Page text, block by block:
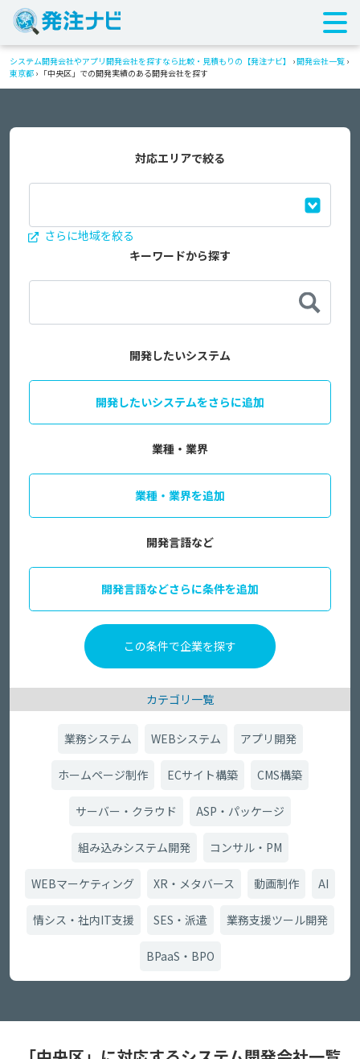
システム開発会社やアプリ開発会社を探すなら比較・見積もりの【発注ナビ】 ›開発会社一覧 ›
東京都 › 「中央区」での開発実績のある開発会社を探す
対応エリアで絞る
さらに地域を絞る
キーワードから探す
開発したいシステム
開発したいシステムをさらに追加
業種・業界
業種・業界を追加
開発言語など
開発言語などさらに条件を追加
カテゴリ一覧
業務システム WEBシステム アプリ開発
ホームページ制作 ECサイト構築 CMS構築
サーバー・クラウド ASP・パッケージ
組み込みシステム開発 コンサル・PM
WEBマーケティング XR・メタバース 動画制作 AI
情シス・社内IT支援 SES・派遣 業務支援ツール開発
BPaaS・BPO